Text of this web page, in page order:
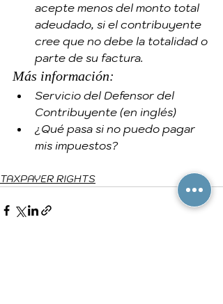
acepte menos del monto total
adeudado, si el contribuyente
cree que no debe la totalidad o
parte de su factura.
Más información:
Servicio del Defensor del
Contribuyente (en inglés)
¿Qué pasa si no puedo pagar
mis impuestos?
TAXPAYER RIGHTS